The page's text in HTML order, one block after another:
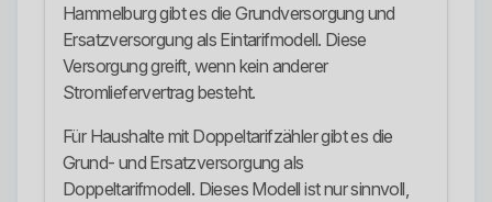
Hammelburg gibt es die Grundversorgung und
Ersatzversorgung als Eintarifmodell. Diese
Versorgung greift, wenn kein anderer
Stromliefervertrag besteht.
Für Haushalte mit Doppeltarifzähler gibt es die
Grund- und Ersatzversorgung als
Doppeltarifmodell. Dieses Modell ist nur sinnvoll,